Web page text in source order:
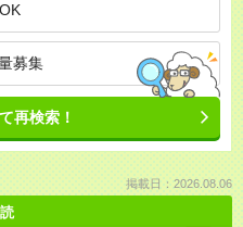
募集
再検索！
掲載日：2026.08.06